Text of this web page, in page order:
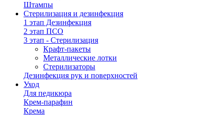
Штампы
Стерилизация и дезинфекция
1 этап Дезинфекция
2 этап ПСО
3 этап - Стерилизация
Крафт-пакеты
Металлические лотки
Стерилизаторы
Дезинфекция рук и поверхностей
Уход
Для педикюра
Крем-парафин
Крема